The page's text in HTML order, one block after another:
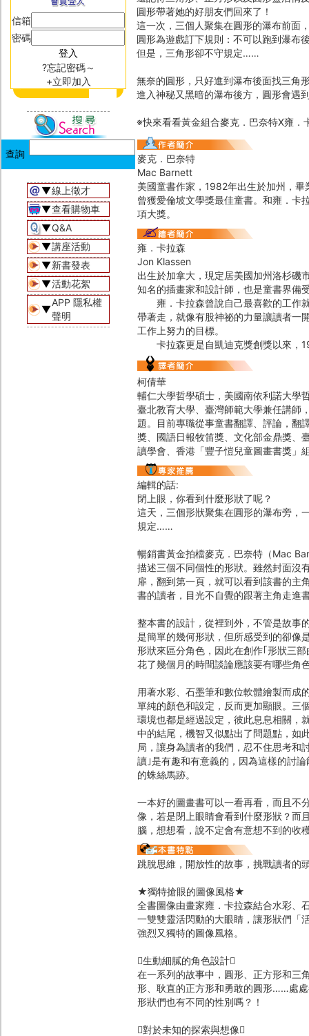
信箱
密碼
?忘記密碼～
+立即加入
▼線上徵才
▼查看購物車
▼Q&A
▼講座活動
▼新書發表
▼活動花絮
▼
APP 隱私權
聲明
圓形帶著她的好朋友們回來了！
這一次，三個人聚集在圓形的瀑布前面
圓形為遊戲訂下規則：不可以跑到瀑布
但是，三角形卻不守規定……
無奈的圓形，只好進到瀑布後面找三角
進入神秘又黑暗的瀑布後方，圓形會遇
※快來看看黃金組合麥克．巴奈特X雍
麥克．巴奈特
Mac Barnett
美國童書作家，1982年出生於加州，
曾獲愛倫坡文學獎最佳童書。和雍．卡
項大獎。
雍．卡拉森
Jon Klassen
出生於加拿大，現定居美國加州洛杉磯
知名的插畫家和設計師，也是童書界備
雍．卡拉森曾說自己最喜歡的工作就
帶著走，就像有股神祕的力量讓讀者一
工作上努力的目標。
卡拉森更是自凱迪克獎創獎以來，
柯倩華
輔仁大學哲學碩士，美國南依利諾大學
臺北教育大學、臺灣師範大學兼任講師
題。目前專職從事童書翻譯、評論，翻
獎、國語日報牧笛獎、文化部金鼎獎、
讀學會、香港「豐子愷兒童圖畫書獎」
編輯的話:
閉上眼，你看到什麼形狀了呢？
這天，三個形狀聚集在圓形的瀑布旁，
規定……
暢銷書黃金拍檔麥克．巴奈特（Mac
描述三個不同個性的形狀。雖然封面沒
扉，翻到第一頁，就可以看到該書的主
書的讀者，目光不自覺的跟著主角走進
整本書的設計，從裡到外，不管是故事
是簡單的幾何形狀，但所感受到的卻像
形狀來區分角色，因此在創作｢形狀三
花了幾個月的時間談論應該要有哪些角
用著水彩、石墨筆和數位軟體繪製而成
單純的顏色和設定，反而更加顯眼。三
環境也都是經過設定，彼此息息相關，
中的結尾，機智又似點出了問題點，如
局，讓身為讀者的我們，忍不住思考和
讀｣是有趣和有意義的，因為這樣的討
的蛛絲馬跡。
一本好的圖畫書可以一看再看，而且不
像，若是閉上眼睛會看到什麼形狀？而
腦，想想看，說不定會有意想不到的收
跳脫思維，開放性的故事，挑戰讀者的
★獨特搶眼的圖像風格★
全書圖像由畫家雍．卡拉森結合水彩、
一雙雙靈活閃動的大眼睛，讓形狀們「
強烈又獨特的圖像風格。
生動細膩的角色設計
在一系列的故事中，圓形、正方形和三
形、耿直的正方形和勇敢的圓形……處
形狀們也有不同的性別嗎？！
對於未知的探索與想像